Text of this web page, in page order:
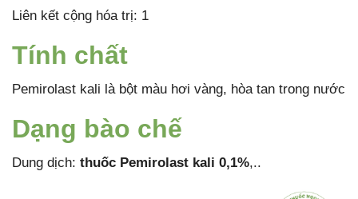
Liên kết cộng hóa trị: 1
Tính chất
Pemirolast kali là bột màu hơi vàng, hòa tan trong nước
Dạng bào chế
Dung dịch: thuốc Pemirolast kali 0,1%,..